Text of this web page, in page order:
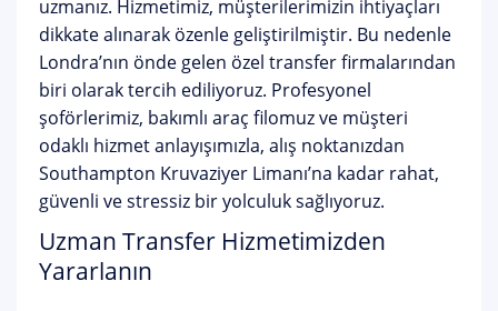
uzmanız. Hizmetimiz, müşterilerimizin ihtiyaçları
dikkate alınarak özenle geliştirilmiştir. Bu nedenle
Londra’nın önde gelen özel transfer firmalarından
biri olarak tercih ediliyoruz. Profesyonel
şoförlerimiz, bakımlı araç filomuz ve müşteri
odaklı hizmet anlayışımızla, alış noktanızdan
Southampton Kruvaziyer Limanı’na kadar rahat,
güvenli ve stressiz bir yolculuk sağlıyoruz.
Uzman Transfer Hizmetimizden
Yararlanın